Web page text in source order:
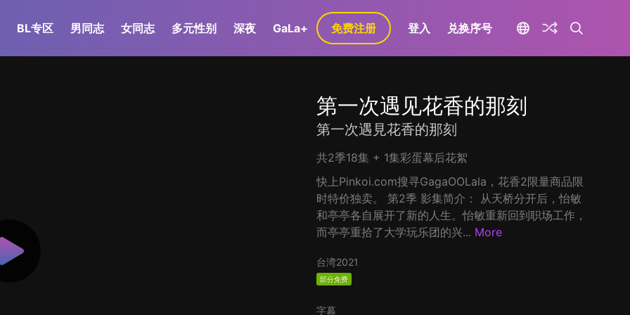
BL专区 男同志 女同志 多元性别 深夜 GaLa+ 免费注册 登入 兑换序号
第一次遇见花香的那刻
第一次遇見花香的那刻
共2季18集 + 1集彩蛋幕后花絮
快上Pinkoi.com搜寻GagaOOLala，花香2限量商品限
时特价独卖。 第2季 影集简介： 从天桥分开后，怡敏
和亭亭各自展开了新的人生。怡敏重新回到职场工作，
而亭亭重拾了大学玩乐团的兴... More
台湾2021
部分免费
字幕